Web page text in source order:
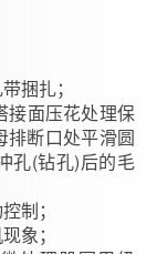
捆扎；
接面压花处理保
排断口处平滑圆
孔(钻孔)后的毛
制；
象；